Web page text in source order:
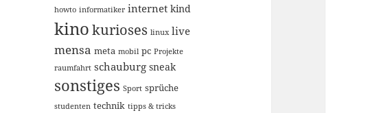
howto informatiker internet kind
kinokurioses linux live
mensa meta mobil pc Projekte
raumfahrt schauburg sneak
sonstiges Sport sprüche
studenten technik tipps & tricks